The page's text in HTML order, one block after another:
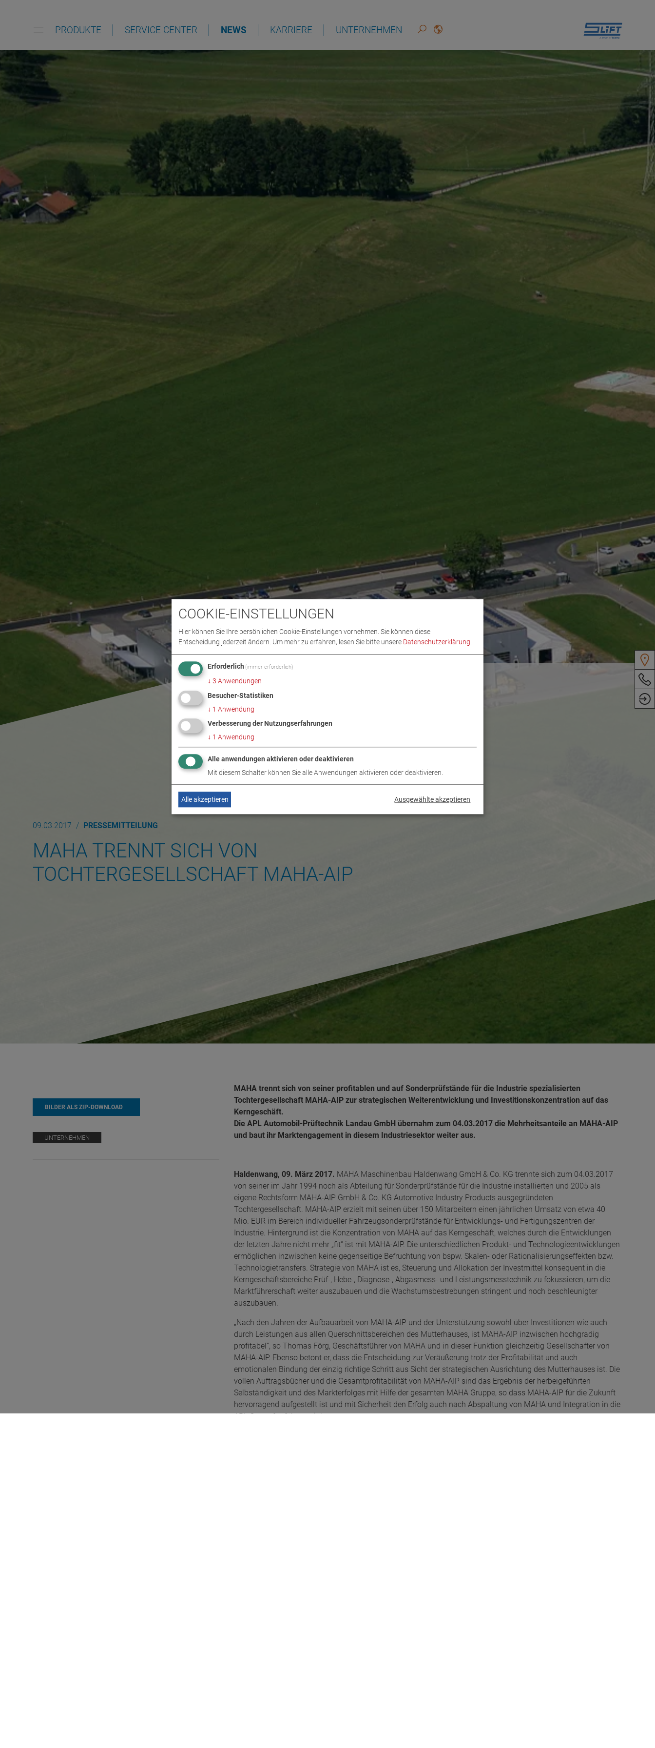
PRODUKTE SERVICE CENTER NEWS KARRIERE UNTERNEHMEN
09.03.2017 PRESSEMITTEILUNG
MAHA TRENNT SICH VON
TOCHTERGESELLSCHAFT MAHA-AIP
BILDER ALS ZIP-DOWNLOAD
UNTERNEHMEN
MAHA trennt sich von seiner profitablen und auf Sonderprüfstände für die Industrie spezialisierten
Tochtergesellschaft MAHA-AIP zur strategischen Weiterentwicklung und Investitionskonzentration auf das
Kerngeschäft.
Die APL Automobil-Prüftechnik Landau GmbH übernahm zum 04.03.2017 die Mehrheitsanteile an MAHA-AIP
und baut ihr Marktengagement in diesem Industriesektor weiter aus.
Haldenwang, 09. März 2017. MAHA Maschinenbau Haldenwang GmbH & Co. KG trennte sich zum 04.03.2017
von seiner im Jahr 1994 noch als Abteilung für Sonderprüfstände für die Industrie installierten und 2005 als
eigene Rechtsform MAHA-AIP GmbH & Co. KG Automotive Industry Products ausgegründeten
Tochtergesellschaft. MAHA-AIP erzielt mit seinen über 150 Mitarbeitern einen jährlichen Umsatz von etwa 40
Mio. EUR im Bereich individueller Fahrzeugsonderprüfstände für Entwicklungs- und Fertigungszentren der
Industrie. Hintergrund ist die Konzentration von MAHA auf das Kerngeschäft, welches durch die Entwicklungen
der letzten Jahre nicht mehr „fit“ ist mit MAHA-AIP. Die unterschiedlichen Produkt- und Technologieentwicklungen
ermöglichen inzwischen keine gegenseitige Befruchtung von bspw. Skalen- oder Rationalisierungseffekten bzw.
Technologietransfers. Strategie von MAHA ist es, Steuerung und Allokation der Investmittel konsequent in die
Kerngeschäftsbereiche Prüf-, Hebe-, Diagnose-, Abgasmess- und Leistungsmesstechnik zu fokussieren, um die
Marktführerschaft weiter auszubauen und die Wachstumsbestrebungen stringent und noch beschleunigter
auszubauen.
„Nach den Jahren der Aufbauarbeit von MAHA-AIP und der Unterstützung sowohl über Investitionen wie auch
durch Leistungen aus allen Querschnittsbereichen des Mutterhauses, ist MAHA-AIP inzwischen hochgradig
profitabel“, so Thomas Förg, Geschäftsführer von MAHA und in dieser Funktion gleichzeitig Gesellschafter von
MAHA-AIP. Ebenso betont er, dass die Entscheidung zur Veräußerung trotz der Profitabilität und auch
emotionalen Bindung der einzig richtige Schritt aus Sicht der strategischen Ausrichtung des Mutterhauses ist. Die
vollen Auftragsbücher und die Gesamtprofitabilität von MAHA-AIP sind das Ergebnis der herbeigeführten
Selbständigkeit und des Markterfolges mit Hilfe der gesamten MAHA Gruppe, so dass MAHA-AIP für die Zukunft
hervorragend aufgestellt ist und mit Sicherheit den Erfolg auch nach Abspaltung von MAHA und Integration in die
APL Group fortführen wird.
COOKIE-EINSTELLUNGEN
Hier können Sie Ihre persönlichen Cookie-Einstellungen vornehmen. Sie können diese
Entscheidung jederzeit ändern. Um mehr zu erfahren, lesen Sie bitte unsere Datenschutzerklärung
Erforderlich (immer erforderlich)
↓ 3 Anwendungen
Besucher-Statistiken
↓ 1 Anwendung
Verbesserung der Nutzungserfahrungen
↓ 1 Anwendung
Alle anwendungen aktivieren oder deaktivieren
Mit diesem Schalter können Sie alle Anwendungen aktivieren oder deaktivieren.
Ausgewählte akzeptieren
Alle akzeptieren